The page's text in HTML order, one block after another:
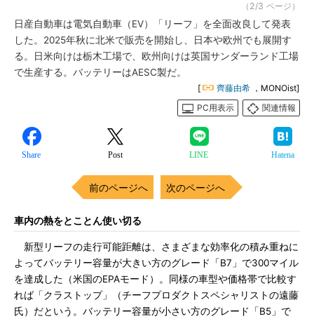
（2/3 ページ）
日産自動車は電気自動車（EV）「リーフ」を全面改良して発表
した。2025年秋に北米で販売を開始し、日本や欧州でも展開す
る。日米向けは栃木工場で、欧州向けは英国サンダーランド工場
で生産する。バッテリーはAESC製だ。
[ 齊藤由希 ，MONOist]
PC用表示
関連情報
Share Post LINE Hatena
前のページへ 次のページへ
車内の熱をとことん使い切る
新型リーフの走行可能距離は、さまざまな効率化の積み重ねに
よってバッテリー容量が大きい方のグレード「B7」で300マイル
を達成した（米国のEPAモード）。同様の車型や価格帯で比較す
れば「クラストップ」（チーフプロダクトスペシャリストの遠藤
氏）だという。バッテリー容量が小さい方のグレード「B5」で